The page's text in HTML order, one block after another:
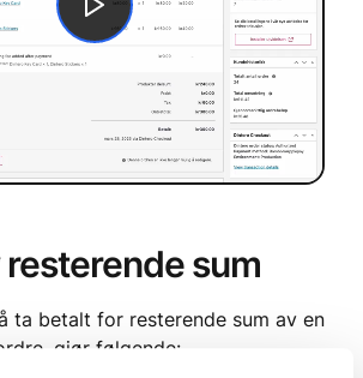
resterende sum
ta betalt for resterende sum av en
gjør følgende: